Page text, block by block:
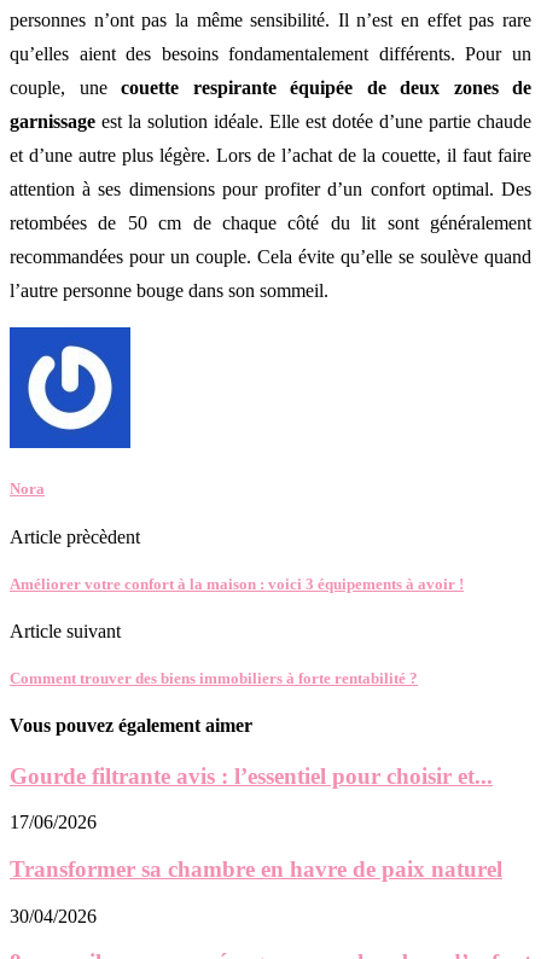
personnes n’ont pas la même sensibilité. Il n’est en effet pas rare
qu’elles aient des besoins fondamentalement différents. Pour un
couple, une couette respirante équipée de deux zones de
garnissage est la solution idéale. Elle est dotée d’une partie chaude
et d’une autre plus légère. Lors de l’achat de la couette, il faut faire
attention à ses dimensions pour profiter d’un confort optimal. Des
retombées de 50 cm de chaque côté du lit sont généralement
recommandées pour un couple. Cela évite qu’elle se soulève quand
l’autre personne bouge dans son sommeil.
Nora
Article prècèdent
Améliorer votre confort à la maison : voici 3 équipements à avoir !
Article suivant
Comment trouver des biens immobiliers à forte rentabilité ?
Vous pouvez également aimer
Gourde filtrante avis : l’essentiel pour choisir et...
17/06/2026
Transformer sa chambre en havre de paix naturel
30/04/2026